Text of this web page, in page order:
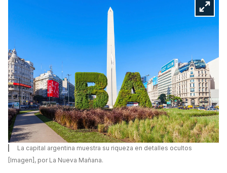
La capital argentina muestra su riqueza en detalles ocultos
[Imagen], por La Nueva Mañana.